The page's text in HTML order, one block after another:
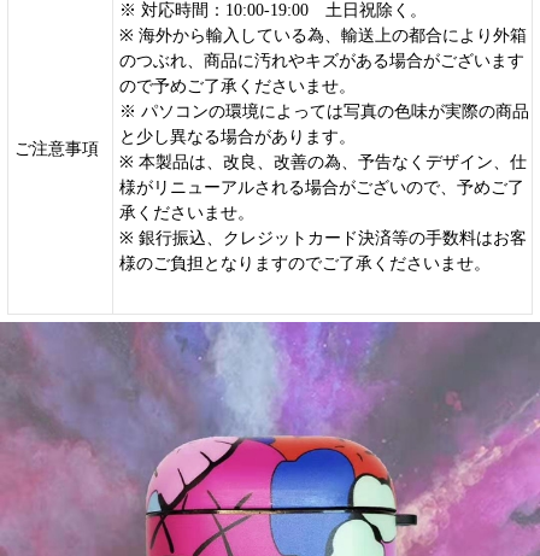
ご注意事項
※ 対応時間：10:00-19:00 土日祝除く。
※ 海外から輸入している為、輸送上の都合により外箱
のつぶれ、商品に汚れやキズがある場合がございます
ので予めご了承くださいませ。
※ パソコンの環境によっては写真の色味が実際の商品
と少し異なる場合があります。
※ 本製品は、改良、改善の為、予告なくデザイン、仕
様がリニューアルされる場合がございので、予めご了
承くださいませ。
※ 銀行振込、クレジットカード決済等の手数料はお客
様のご負担となりますのでご了承くださいませ。